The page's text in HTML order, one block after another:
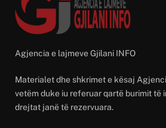
Agjencia e lajmeve Gjilani INFO
Materialet dhe shkrimet e kësaj
vetëm duke iu referuar qartë burimit të
drejtat janë të rezervuara.